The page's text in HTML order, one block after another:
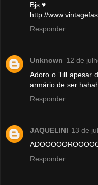
Bjs ♥
http://
Responder
Unknown 12 de
Adoro o Till apesar
armário de ser
Responder
JAQUELINI 13 de
Responder